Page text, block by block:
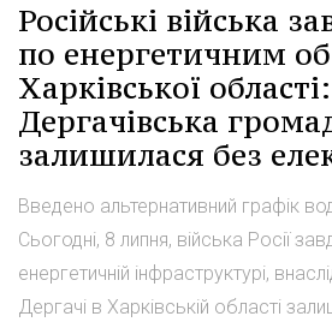
Російські війська
по енергетичним
Харківської області:
Дергачівська
залишилася без
Введено альтернативний графік
Сьогодні, 8 липня, війська Росії
енергетичній інфраструктурі,
Дергачі в Харківській області